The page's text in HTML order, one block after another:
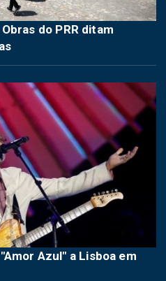
do PRR ditam
Azul" a Lisboa em